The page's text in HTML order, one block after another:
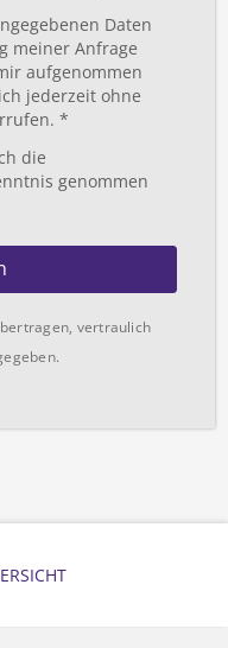
Daten
meiner Anfrage
aufgenommen
jederzeit ohne
*
die
genommen
vertraulich